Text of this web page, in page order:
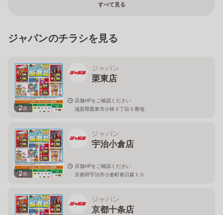
すべて見る
ジャパンのチラシを見る
2枚
ジャパン
栗東店
店舗HPをご確認ください
滋賀県栗東市小柿３丁目５番地
2枚
ジャパン
宇治小倉店
店舗HPをご確認ください
京都府宇治市小倉町春日森１０
ジャパン
京都十条店